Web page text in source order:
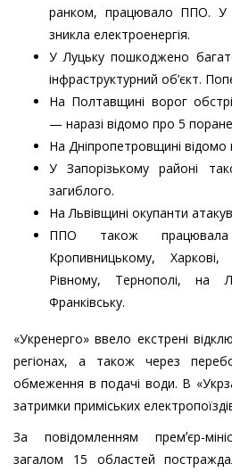
ранком, працювало ППО. У
зникла електроенергія.
У Луцьку пошкоджено
інфраструктурний об’єкт.
На Полтавщині ворог
— наразі відомо про 5
На Дніпропетровщині
У Запорізькому районі
загиблого.
На Львівщині окупанти
ППО також
Кропивницькому,
Рівному, Тернополі, на
Франківську.
«Укренерго» ввело екстрені
регіонах, а також через
обмеження в подачі води. В
затримки приміських
За повідомленням премʼєр-
загалом 15 областей